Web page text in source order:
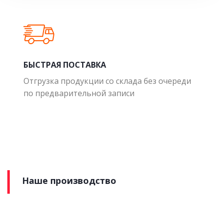
БЫСТРАЯ ПОСТАВКА
Отгрузка продукции со склада без очереди
по предварительной записи
Наше производство